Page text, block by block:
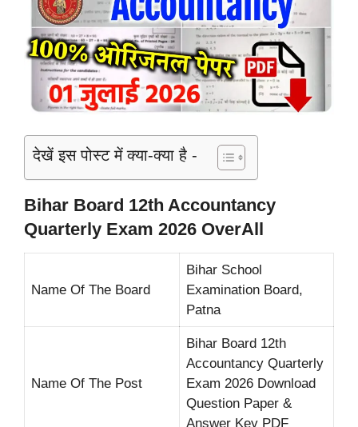
देखें इस पोस्ट में क्या-क्या है -
Bihar Board 12th Accountancy
Quarterly Exam 2026 OverAll
Name Of The Board
Bihar School
Examination Board,
Patna
Name Of The Post
Bihar Board 12th
Accountancy Quarterly
Exam 2026 Download
Question Paper &
Answer Key PDF